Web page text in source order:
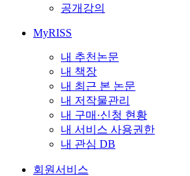
공개강의
MyRISS
내 추천논문
내 책장
내 최근 본 논문
내 저작물관리
내 구매·신청 현황
내 서비스 사용권한
내 관심 DB
회원서비스